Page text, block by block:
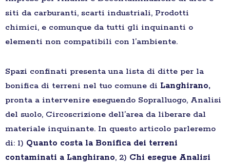
siti da carburanti, scarti industriali, Prodotti
chimici, e comunque da tutti gli inquinanti o
elementi non compatibili con l’ambiente.
Spazi confinati presenta una lista di ditte per la
bonifica di terreni nel tuo comune di Langhirano,
pronta a intervenire eseguendo Sopralluogo, Analisi
del suolo, Circoscrizione dell’area da liberare dal
materiale inquinante. In questo articolo parleremo
di: 1) Quanto costa la Bonifica dei terreni
contaminati a Langhirano, 2) Chi esegue Analisi